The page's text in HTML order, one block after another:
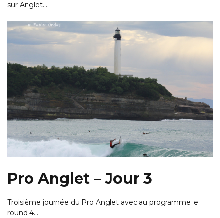
sur Anglet.…
Pro Anglet – Jour 3
Troisième journée du Pro Anglet avec au programme le
round 4…